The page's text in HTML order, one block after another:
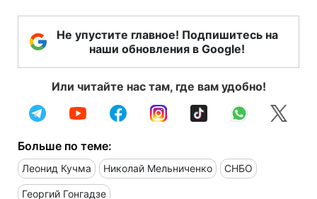
Не упустите главное! Подпишитесь на
наши обновления в Google!
Или читайте нас там, где вам удобно!
Больше по теме:
Леонид Кучма Николай Мельниченко СНБО
Георгий Гонгадзе